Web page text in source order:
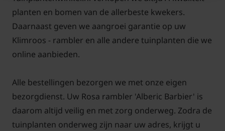
planten en bomen van de allerbeste kwekers.
Daarnaast geven we aangroei garantie op uw
Klimroos - rambler en alle andere tuinplanten die we
online aanbieden.
Alle bestellingen bezorgen we met onze eigen
bezorgdienst. Uw Rosa rambler 'Alberic Barbier' is
daarom altijd veilig en met zorg onderweg. Zodra de
tuinplanten onderweg zijn naar uw adres, krijgt u